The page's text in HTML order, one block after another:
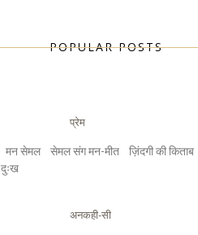
POPULAR POSTS
प्रेम
मन सेमल सेमल संग मन-मीत ज़िंदगी की किताब
दुःख
अनकही-सी